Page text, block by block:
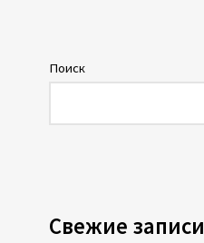
Поиск
Свежие записи